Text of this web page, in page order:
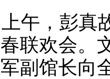
午，彭真
联欢会。
副馆长向